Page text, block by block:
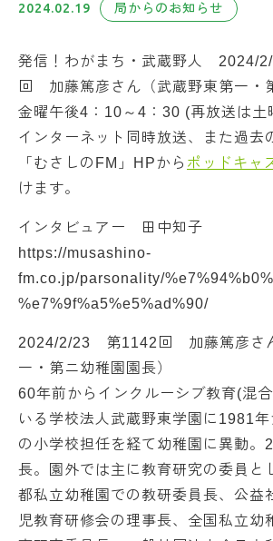
2024.02.19 局からのお知らせ
発信！わがまち・武蔵野人 2024/
回 加藤篤彦さん（武蔵野東第一・
金曜午後4：10～4：30 (再放送は土
インターネット同時放送、また過去
「むさしのFM」HPから ポッドキャ
けます。
インタビュアー 田中知子
https://musashino-
fm.co.jp/parsonality/
%e7%9f%a5%e5%ad%90/
2024/2/23 第1142回 加藤篤彦さ
一・第ニ幼稚園園長）
60年前からインクルーシブ教育(混
いる学校法人武蔵野東学園に1981
の小学校担任を経て幼稚園に異動。
長。園外では主に教育研究の委員と
都私立幼稚園での教研委員長、公益
児教育研修会の理事長、全国私立幼